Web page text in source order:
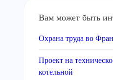
Вам может быть
Охрана труда во
Проект на
котельной